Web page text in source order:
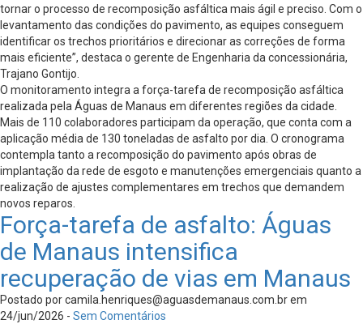
tornar o processo de recomposição asfáltica mais ágil e preciso. Com o
levantamento das condições do pavimento, as equipes conseguem
identificar os trechos prioritários e direcionar as correções de forma
mais eficiente”, destaca o gerente de Engenharia da concessionária,
Trajano Gontijo.
O monitoramento integra a força-tarefa de recomposição asfáltica
realizada pela Águas de Manaus em diferentes regiões da cidade.
Mais de 110 colaboradores participam da operação, que conta com a
aplicação média de 130 toneladas de asfalto por dia. O cronograma
contempla tanto a recomposição do pavimento após obras de
implantação da rede de esgoto e manutenções emergenciais quanto a
realização de ajustes complementares em trechos que demandem
novos reparos.
Força-tarefa de asfalto: Águas
de Manaus intensifica
recuperação de vias em Manaus
Postado porcamila.henriques@aguasdemanaus.com.brem
24/jun/2026 - Sem Comentários